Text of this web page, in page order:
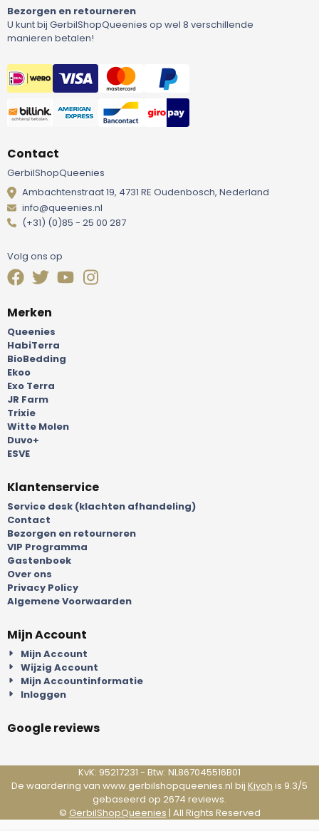
Bezorgen en retourneren
U kunt bij GerbilShopQueenies op wel 8 verschillende
manieren betalen!
Contact
GerbilShopQueenies
Ambachtenstraat 19, 4731 RE Oudenbosch, Nederland
info@queenies.nl
(+31) (0)85 - 25 00 287
Volg ons op
Merken
Queenies
HabiTerra
BioBedding
Ekoo
Exo Terra
JR Farm
Trixie
Witte Molen
Duvo+
ESVE
Klantenservice
Service desk (klachten afhandeling)
Contact
Bezorgen en retourneren
VIP Programma
Gastenboek
Over ons
Privacy Policy
Algemene Voorwaarden
Mijn Account
Mijn Account
Wijzig Account
Mijn Accountinformatie
Inloggen
Google reviews
KvK: 95217231 - Btw: NL867045516B01
De waardering van www.gerbilshopqueenies.nl bij Kiyoh is 9.3/5
gebaseerd op 2674 reviews.
© GerbilShopQueenies | All Rights Reserved